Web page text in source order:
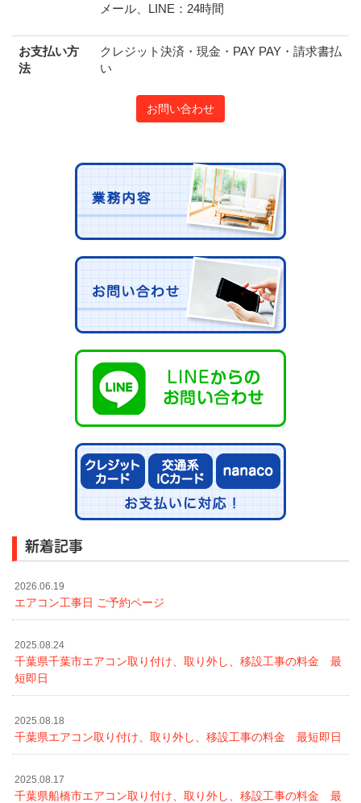
メール、LINE：24時間
お支払い方
法
クレジット決済・現金・PAY PAY・請求書払
い
お問い合わせ
新着記事
2026.06.19
エアコン工事日 ご予約ページ
2025.08.24
千葉県千葉市エアコン取り付け、取り外し、移設工事の料金 最
短即日
2025.08.18
千葉県エアコン取り付け、取り外し、移設工事の料金 最短即日
2025.08.17
千葉県船橋市エアコン取り付け、取り外し、移設工事の料金 最